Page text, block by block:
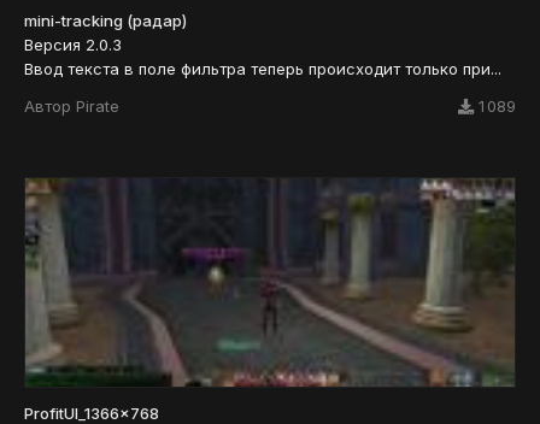
mini-tracking (радар)
Версия 2.0.3
Ввод текста в поле фильтра теперь происходит только при...
Автор Pirate 1 089
ProfitUI_1366x768